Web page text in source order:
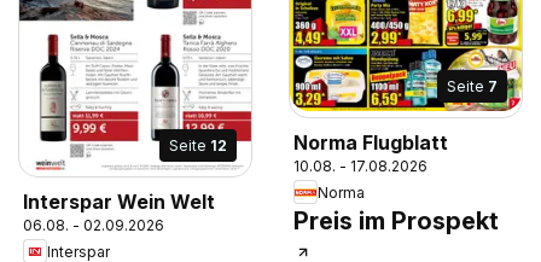
Seite 12
Interspar Wein Welt
06.08. - 02.09.2026
Interspar
Seite 7
Norma Flugblatt
10.08. - 17.08.2026
Norma
Preis im Prospekt